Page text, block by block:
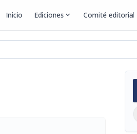
Inicio Ediciones expand_more Comité editorial